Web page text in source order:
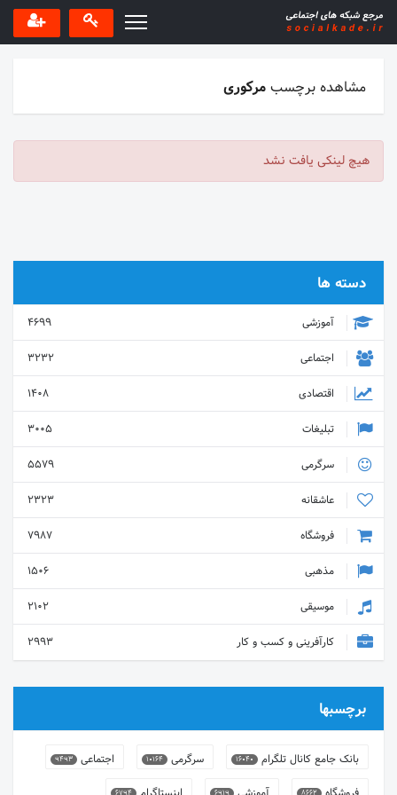
مشاهده برچسبمرکوری
هیچ لینکی یافت نشد
دسته ها
آموزشی
4699
اجتماعی
3232
اقتصادی
1408
تبلیغات
3005
سرگرمی
5579
عاشقانه
2323
فروشگاه
7987
مذهبی
1506
موسیقی
2102
کارآفرینی و کسب و کار
2993
برچسبها
بانک جامع کانال تلگرام 16040 سرگرمی 10164 اجتماعی 9493